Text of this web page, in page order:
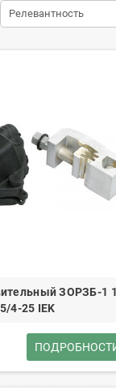
Релевантность
ЗОРЗБ-1
4-25 IEK